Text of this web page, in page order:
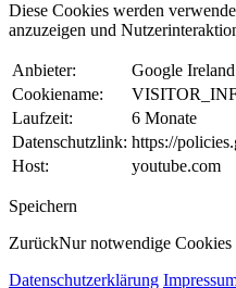
Diese Cookies werden
anzuzeigen und
Anbieter:
Google
Cookiename:
Laufzeit:
6 Monate
Datenschutzlink: https://
Host:
youtube.com
Speichern
ZurückNur notwendige Cookies
Datenschutzerklärung